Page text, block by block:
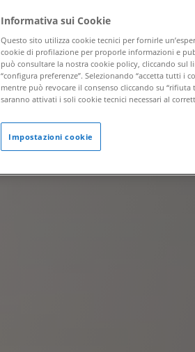
Informativa sui Cookie
Questo sito utilizza cookie tecnici per fornirle
cookie di profilazione per proporle informazioni e
può consultare la nostra cookie policy, cliccando sul
“configura preferenze”. Selezionando “accetta tutti i
mentre può revocare il consenso cliccando su
saranno attivati i soli cookie tecnici necessari al
Impostazioni cookie